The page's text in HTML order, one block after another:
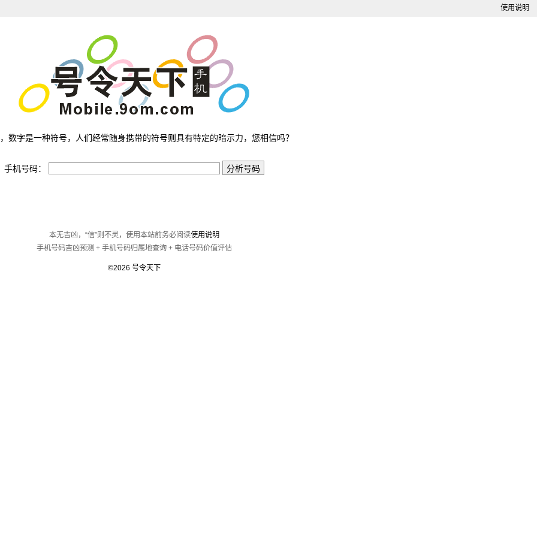
使用说明
数字是一种符号，人们经常随身携带的符号则具有特定的暗示力，您相信吗？
手机号码：
本无吉凶，“信”则不灵，使用本站前务必阅读使用说明
手机号码吉凶预测 + 手机号码归属地查询 + 电话号码价值评估
©2026 号令天下